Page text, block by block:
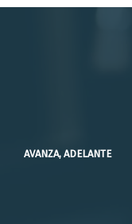
AVANZA, ADELANTE